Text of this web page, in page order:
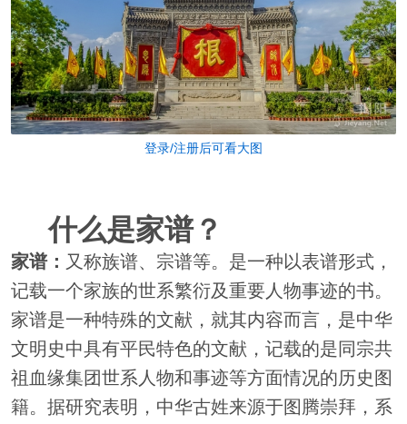
登录/注册后可看大图
什么是家谱？
家谱： 又称族谱、宗谱等。是一种以表谱形式，
记载一个家族的世系繁衍及重要人物事迹的书。
家谱是一种特殊的文献，就其内容而言，是中华
文明史中具有平民特色的文献，记载的是同宗共
祖血缘集团世系人物和事迹等方面情况的历史图
籍。据研究表明，中华古姓来源于图腾崇拜，系